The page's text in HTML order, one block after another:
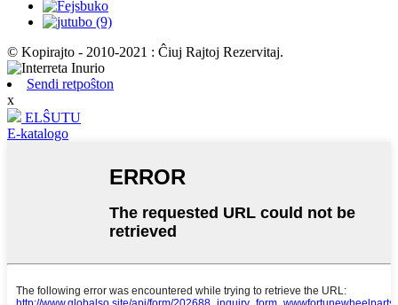
© Kopirajto - 2010-2021 : Ĉiuj Rajtoj Rezervitaj.
Sendi retpoŝton
x
ELŜUTU
E-katalogo